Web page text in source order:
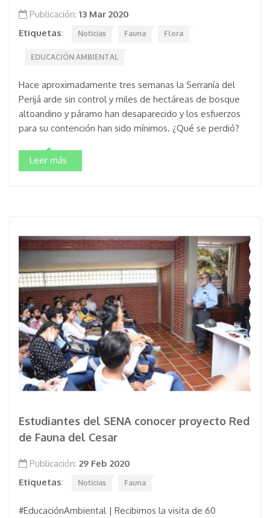
Publicación: 13 Mar 2020
Etiquetas: Noticias Fauna Flora
EDUCACIÓN AMBIENTAL
Hace aproximadamente tres semanas la Serranía del
Perijá arde sin control y miles de hectáreas de bosque
altoandino y páramo han desaparecido y los esfuerzos
para su contención han sido mínimos. ¿Qué se perdió?
Leer más
Estudiantes del SENA conocer proyecto Red
de Fauna del Cesar
Publicación: 29 Feb 2020
Etiquetas: Noticias Fauna
#EducaciónAmbiental | Recibimos la visita de 60